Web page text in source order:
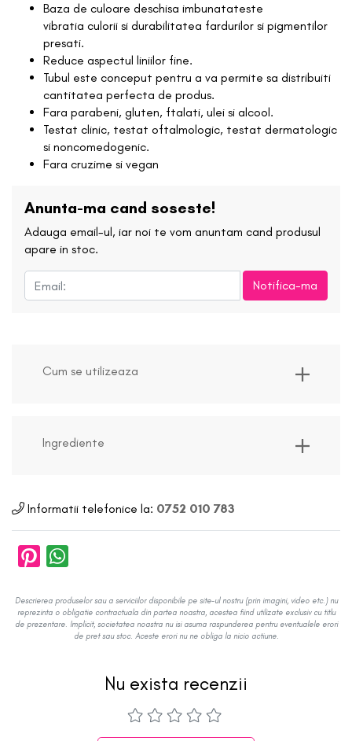
Baza de culoare deschisa imbunatateste
vibratia culorii si durabilitatea fardurilor si pigmentilor
presati.
Reduce aspectul liniilor fine.
Tubul este conceput pentru a va permite sa distribuiti
cantitatea perfecta de produs.
Fara parabeni, gluten, ftalati, ulei si alcool.
Testat clinic, testat oftalmologic, testat dermatologic
si noncomedogenic.
Fara cruzime si vegan
Anunta-ma cand soseste!
Adauga email-ul, iar noi te vom anuntam cand produsul
apare in stoc.
Notifica-ma
Cum se utilizeaza
Ingrediente
Informatii telefonice la: 0752 010 783
Descrierea produselor sau a serviciilor disponibile pe site-ul nostru (prin imagini, video etc.) nu
reprezinta o obligatie contractuala din partea noastra, acestea fiind utilizate exclusiv cu titlu
de prezentare. Implicit, societatea noastra nu isi asuma raspunderea pentru eventualele erori
de pret sau stoc. Aceste erori nu ne obliga la nicio actiune.
Nu exista recenzii